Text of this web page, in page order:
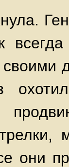
своими
они